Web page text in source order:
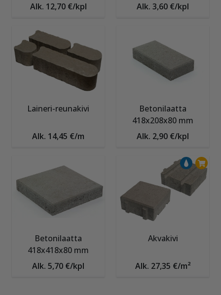
Alk. 12,70 €/kpl
Alk. 3,60 €/kpl
Laineri-reunakivi
Alk. 14,45 €/m
Betonilaatta
418x208x80 mm
Alk. 2,90 €/kpl
Betonilaatta
418x418x80 mm
Alk. 5,70 €/kpl
Akvakivi
Alk. 27,35 €/m²